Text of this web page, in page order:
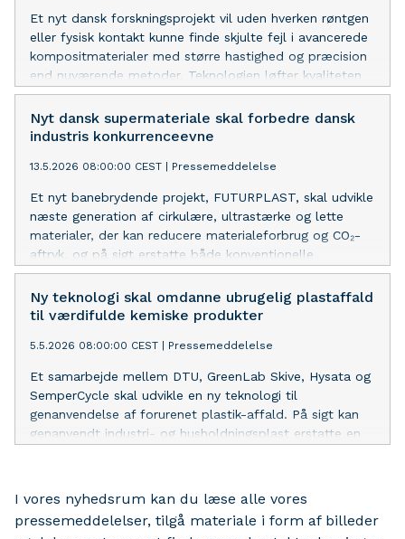
Et nyt dansk forskningsprojekt vil uden hverken røntgen
eller fysisk kontakt kunne finde skjulte fejl i avancerede
kompositmaterialer med større hastighed og præcision
end nuværende metoder. Teknologien løfter kvaliteten
og styrker bæredygtigheden i bl.a. luft- og
rumfartsindustrien med færre fejl, mindre spild og en
mere pålidelig produktion.
Nyt dansk supermateriale skal forbedre dansk
industris konkurrenceevne
13.5.2026 08:00:00 CEST Pressemeddelelse
Et nyt banebrydende projekt, FUTURPLAST, skal udvikle
næste generation af cirkulære, ultrastærke og lette
materialer, der kan reducere materialeforbrug og CO₂-
aftryk, og på sigt erstatte både konventionelle
komposit-materialer og metaller. Innovationsfonden
investerer 19,5 mio. kr. i projektet gennem Grand
Solutions.
Ny teknologi skal omdanne ubrugelig plastaffald
til værdifulde kemiske produkter
5.5.2026 08:00:00 CEST Pressemeddelelse
Et samarbejde mellem DTU, GreenLab Skive, Hysata og
SemperCycle skal udvikle en ny teknologi til
genanvendelse af forurenet plastik-affald. På sigt kan
genanvendt industri- og husholdningsplast erstatte en
investerer 17,2 mio. kr. i projektet.
I vores nyhedsrum kan du læse alle vores
pressemeddelelser, tilgå materiale i form af billeder